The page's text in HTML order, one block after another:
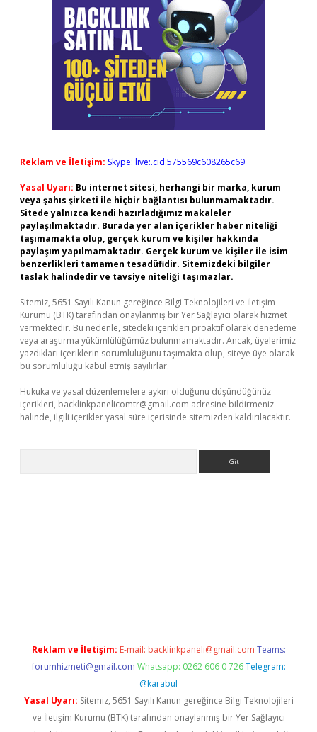
Reklam ve İletişim: Skype: live:.cid.575569c608265c69
Yasal Uyarı: Bu internet sitesi, herhangi bir marka, kurum
veya şahıs şirketi ile hiçbir bağlantısı bulunmamaktadır.
Sitede yalnızca kendi hazırladığımız makaleler
paylaşılmaktadır. Burada yer alan içerikler haber niteliği
taşımamakta olup, gerçek kurum ve kişiler hakkında
paylaşım yapılmamaktadır. Gerçek kurum ve kişiler ile isim
benzerlikleri tamamen tesadüfidir. Sitemizdeki bilgiler
taslak halindedir ve tavsiye niteliği taşımazlar.
Sitemiz, 5651 Sayılı Kanun gereğince Bilgi Teknolojileri ve İletişim
Kurumu (BTK) tarafından onaylanmış bir Yer Sağlayıcı olarak hizmet
vermektedir. Bu nedenle, sitedeki içerikleri proaktif olarak denetleme
veya araştırma yükümlülüğümüz bulunmamaktadır. Ancak, üyelerimiz
yazdıkları içeriklerin sorumluluğunu taşımakta olup, siteye üye olarak
bu sorumluluğu kabul etmiş sayılırlar.
Hukuka ve yasal düzenlemelere aykırı olduğunu düşündüğünüz
içerikleri, backlinkpanelicomtr@gmail.com adresine bildirmeniz
halinde, ilgili içerikler yasal süre içerisinde sitemizden kaldırılacaktır.
Reklam ve İletişim: E-mail: backlinkpaneli@gmail.com Teams:
forumhizmeti@gmail.com Whatsapp: 0262 606 0 726 Telegram:
@karabul
Yasal Uyarı: Sitemiz, 5651 Sayılı Kanun gereğince Bilgi Teknolojileri
ve İletişim Kurumu (BTK) tarafından onaylanmış bir Yer Sağlayıcı